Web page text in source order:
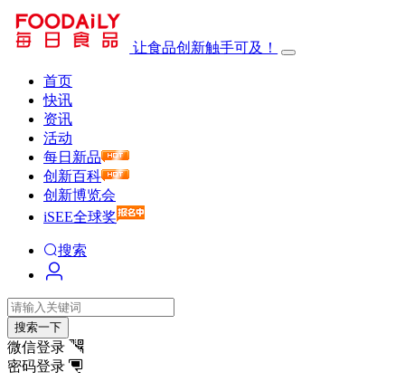
让食品创新触手可及！
首页
快讯
资讯
活动
每日新品
创新百科
创新博览会
iSEE全球奖
搜索
搜索一下
微信登录
密码登录